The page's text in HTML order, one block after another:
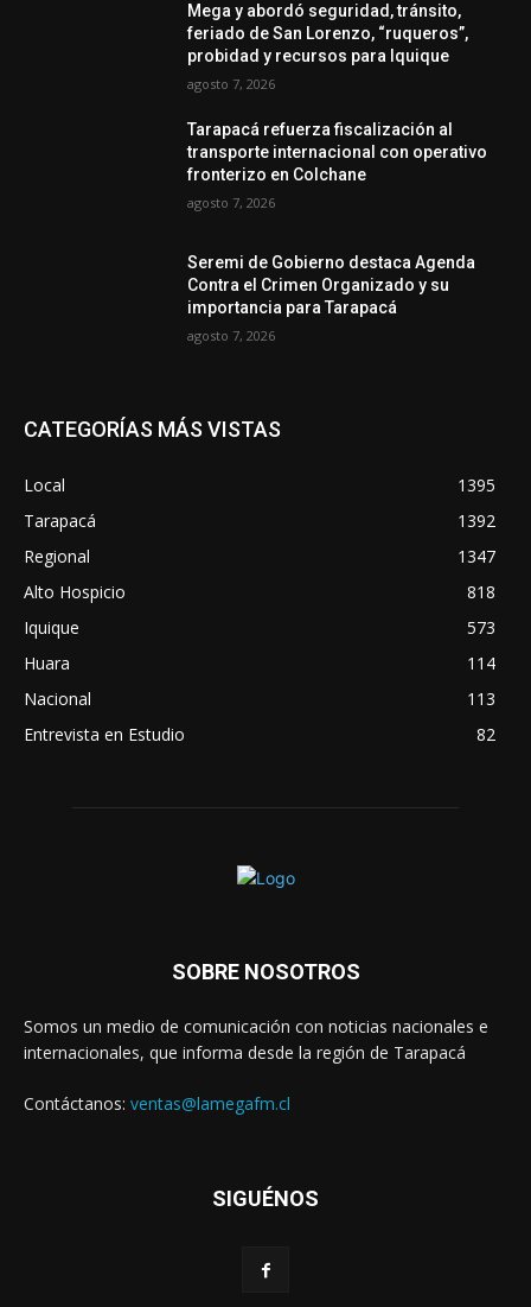
Mega y abordó seguridad, tránsito,
feriado de San Lorenzo, “ruqueros”,
probidad y recursos para Iquique
agosto 7, 2026
Tarapacá refuerza fiscalización al
transporte internacional con operativo
fronterizo en Colchane
agosto 7, 2026
Seremi de Gobierno destaca Agenda
Contra el Crimen Organizado y su
importancia para Tarapacá
agosto 7, 2026
CATEGORÍAS MÁS VISTAS
Local
1395
Tarapacá
1392
Regional
1347
Alto Hospicio
818
Iquique
573
Huara
114
Nacional
113
Entrevista en Estudio
82
SOBRE NOSOTROS
Somos un medio de comunicación con noticias nacionales e
internacionales, que informa desde la región de Tarapacá
Contáctanos: ventas@lamegafm.cl
SIGUÉNOS